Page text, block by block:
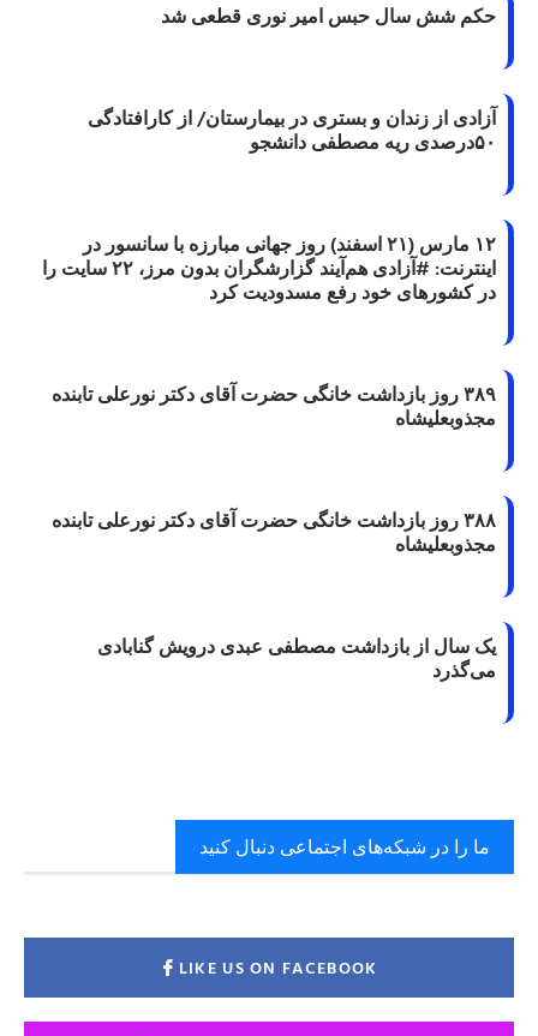
حکم شش سال حبس امیر نوری قطعی شد
آزادی از زندان و بستری در بیمارستان/ از کارافتادگی
۵۰درصدی ریه مصطفی دانشجو
۱۲ مارس (۲۱ اسفند) روز جهانی مبارزه با سانسور در
اینترنت: #آزادی هم‌آیند گزارشگران‌ بدون مرز، ۲۲ سایت را
در کشورهای خود رفع مسدودیت کرد
۳۸۹ روز بازداشت خانگی حضرت آقای دکتر نورعلی تابنده
مجذوبعلیشاه
۳۸۸ روز بازداشت خانگی حضرت آقای دکتر نورعلی تابنده
مجذوبعلیشاه
یک سال از بازداشت مصطفی عبدی درویش گنابادی
می‌گذرد
ما را در شبکه‌های اجتماعی دنبال کنید
LIKE US ON FACEBOOK